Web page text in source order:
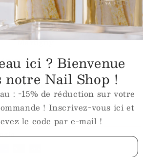
ici ? Bienvenue
notre Nail Shop !
: -15% de réduction sur votre
! Inscrivez-vous ici et
le code par e-mail !
Magasin
Martigny
Avenue de Fully 63
1920 Martigny
info@ecoledelongle.ch
+41 27 307 18 18
+41 78 615 23 60